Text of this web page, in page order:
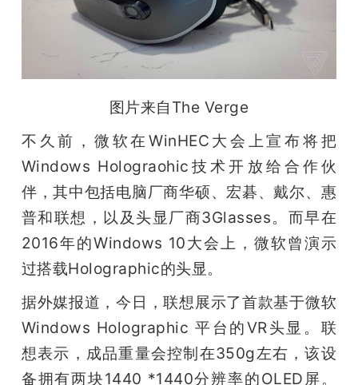
图片来自The Verge
不久前，微软在WinHEC大会上宣布将把
Windows Holograohic技术开放给合作伙
伴，其中包括电脑厂商华硕、宏碁、戴尔、惠
普和联想，以及头显厂商3Glasses。而早在
2016年的Windows 10大会上，微软曾演示
过搭载Holographic的头显。
据外媒报道，今日，联想展示了首款基于微软
Windows Holographic 平台的VR头显。联
想表示，成品重量会控制在350g左右，该设
备拥有两块1440 *1440分辨率的OLED屏。